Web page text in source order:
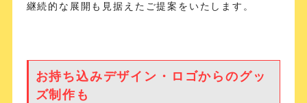
継続的な展開も見据えたご提案をいたします。
お持ち込みデザイン・ロゴからのグッ
ズ制作も